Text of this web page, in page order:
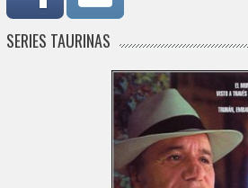
SERIES TAURINAS